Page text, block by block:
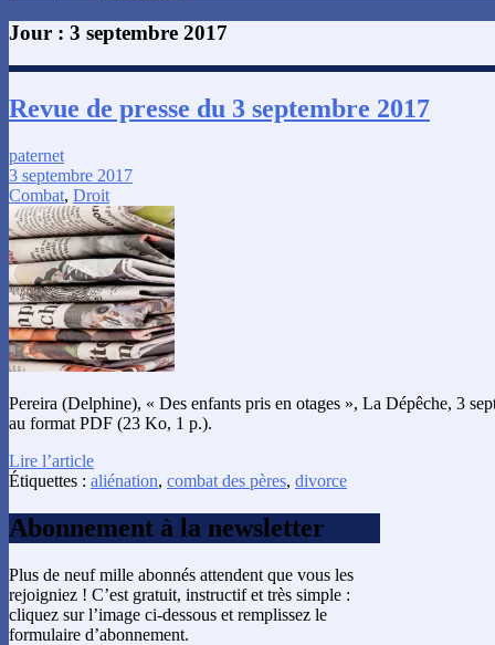
Jour : 3 septembre 2017
Revue de presse du 3 septembre 2017
paternet
3 septembre 2017
Combat, Droit
Pereira (Delphine), « Des enfants pris en otages », La Dépêche, 3
au format PDF (23 Ko, 1 p.).
Lire l’article
Étiquettes : aliénation, combat des pères, divorce
Abonnement à la newsletter
Plus de neuf mille abonnés attendent que vous les
rejoigniez ! C’est gratuit, instructif et très simple :
cliquez sur l’image ci-dessous et remplissez le
formulaire d’abonnement.